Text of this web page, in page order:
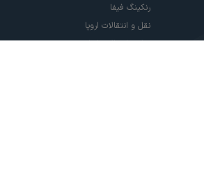
رنکینگ فیفا
نقل و انتقالات اروپا
نقل و انتقالات ایران